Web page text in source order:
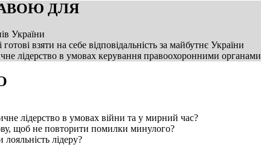
ДЛЯ
України
взяти на себе відповідальність за майбутнє України
лідерство в умовах керування правоохоронними органами
лідерство в умовах війни та у мирний час?
щоб не повторити помилки минулого?
лідеру?